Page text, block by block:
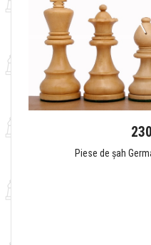
Piese de șah